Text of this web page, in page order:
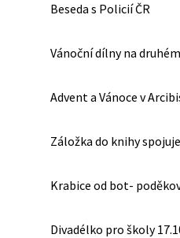
Beseda s Policií ČR
Vánoční dílny na
Advent a Vánoce v
Záložka do knihy
Krabice od bot-
Divadélko pro školy